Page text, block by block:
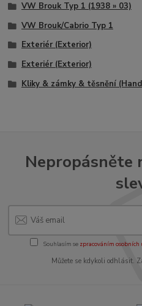
VW Brouk Typ 1 (1938 » 03)
VW Brouk/Cabrio Typ 1
Exteriér (Exterior)
Exteriér (Exterior)
Kliky & zámky & těsnění
Nepropásněte
Souhlasím se zpracováním osobních
Můžete se kdykoli odhlásit.